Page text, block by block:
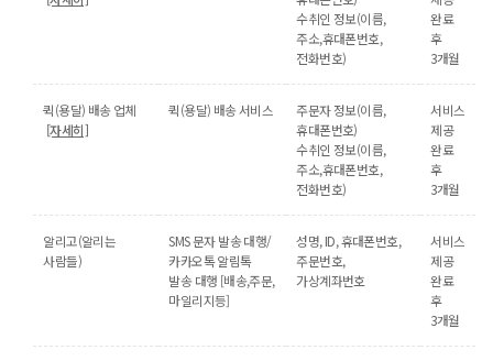
수취인 정보(이름,
주소,휴대폰번호,
전화번호)
완료
후
3개월
퀵(용달) 배송 업체
[자세히]
퀵(용달) 배송 서비스
주문자 정보(이름,
휴대폰번호)
수취인 정보(이름,
주소,휴대폰번호,
전화번호)
서비스
제공
완료
후
3개월
알리고(알리는
사람들)
SMS 문자 발송 대행/
카카오톡 알림톡
발송 대행 [배송,주문,
마일리지등]
성명, ID, 휴대폰번호,
주문번호,
가상계좌번호
서비스
제공
완료
후
3개월